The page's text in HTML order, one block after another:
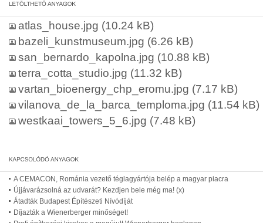
atlas_house.jpg (10.24 kB)
bazeli_kunstmuseum.jpg (6.26 kB)
san_bernardo_kapolna.jpg (10.88 kB)
terra_cotta_studio.jpg (11.32 kB)
vartan_bioenergy_chp_eromu.jpg (7.17 kB)
vilanova_de_la_barca_temploma.jpg (11.54 kB)
westkaai_towers_5_6.jpg (7.48 kB)
A CEMACON, Románia vezető téglagyártója belép a magyar piacra
Újjávarázsolná az udvarát? Kezdjen bele még ma! (x)
Átadták Budapest Építészeti Nívódíját
Díjazták a Wienerberger minőséget!